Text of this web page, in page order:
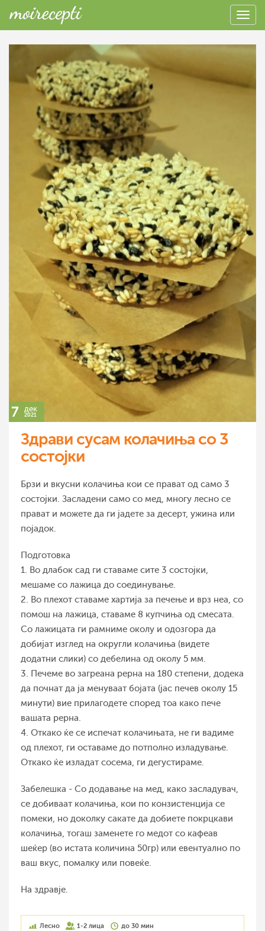
7 дек
2021
Здрави сусам колачиња со 3
состојки
Брзи и вкусни колачиња кои се прават од само 3
состојки. Засладени само со мед, многу лесно се
прават и можете да ги јадете за десерт, ужина или
појадок.
Подготовка
1. Во длабок сад ги ставаме сите 3 состојки,
мешаме со лажица до соединување.
2. Во плехот ставаме хартија за печење и врз неа, со
помош на лажица, ставаме 8 купчиња од смесата.
Со лажицата ги рамниме околу и одозгора да
добијат изглед на округли колачиња (видете
додатни слики) со дебелина од околу 5 мм.
3. Печеме во загреана рерна на 180 степени, додека
да почнат да ја менуваат бојата (јас печев околу 15
минути) вие прилагодете според тоа како пече
вашата рерна.
4. Откако ќе се испечат колачињата, не ги вадиме
од плехот, ги оставаме до потполно изладување.
Откако ќе изладат сосема, ги дегустираме.
Забелешка - Со додавање на мед, како засладувач,
се добиваат колачиња, кои по конзистенција се
помеки, но доколку сакате да добиете покрцкави
колачиња, тогаш заменете го медот со кафеав
шеќер (во истата количина 50гр) или евентуално по
ваш вкус, помалку или повеќе.
На здравје.
Лесно 1-2 лица до 30 мин